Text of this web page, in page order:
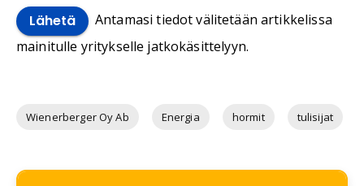
Lähetä
Antamasi tiedot välitetään artikkelissa
mainitulle yritykselle jatkokäsittelyyn.
Wienerberger Oy Ab Energia hormit tulisijat